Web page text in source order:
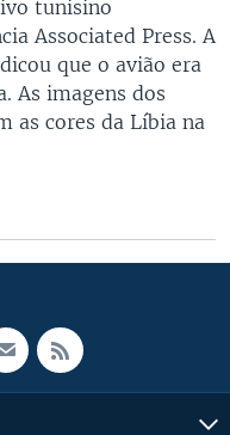
tunisino
Associated Press. A
que o avião era
As imagens dos
as cores da Líbia na